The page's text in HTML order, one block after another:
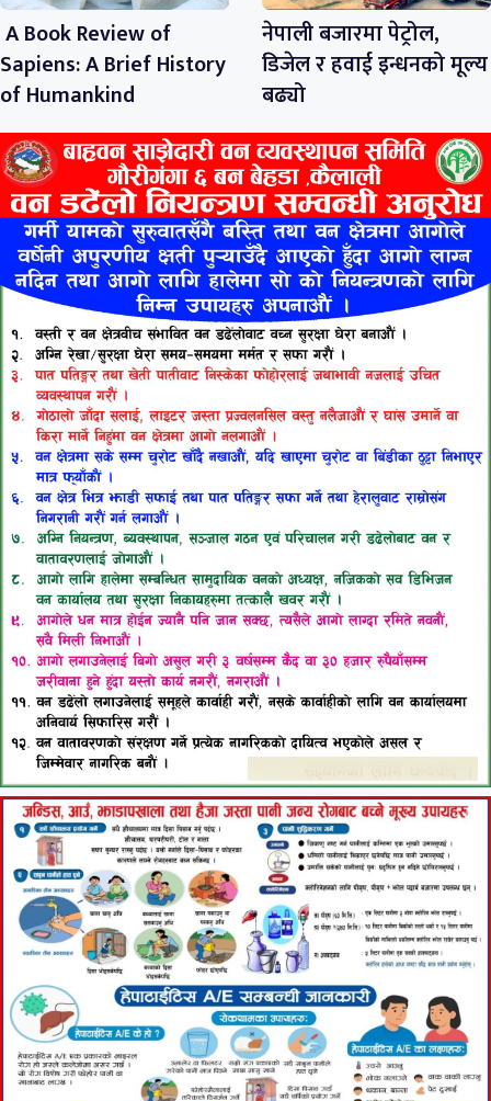
A Book Review of
Sapiens: A Brief History
of Humankind
नेपाली बजारमा पेट्रोल,
डिजेल र हवाई इन्धनको मूल्य
बढ्यो